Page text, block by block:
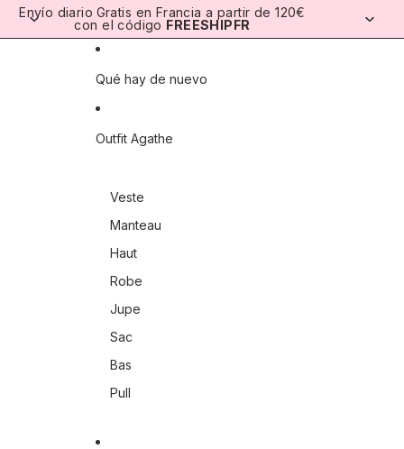
Envío diario Gratis en Francia a partir de 120€
con el código FREESHIPFR
Qué hay de nuevo
Outfit Agathe
Veste
Manteau
Haut
Robe
Jupe
Sac
Bas
Pull